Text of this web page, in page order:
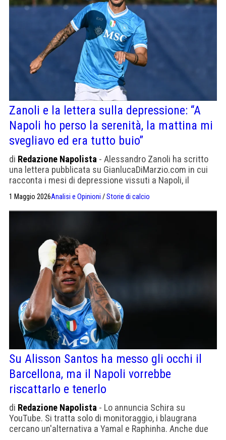
Zanoli e la lettera sulla depressione: “A
Napoli ho perso la serenità, la mattina mi
svegliavo ed era tutto buio”
di Redazione Napolista - Alessandro Zanoli ha scritto
una lettera pubblicata su GianlucaDiMarzio.com in cui
racconta i mesi di depressione vissuti a Napoli, il
prestito alla Salernitana, il mancato riscatto del Genoa,
il ruolo di Conte nel suo passaggio all'Udinese e la
oltre il campo.
1 Maggio 2026Analisi e Opinioni /Storie di calcio
Su Alisson Santos ha messo gli occhi il
Barcellona, ma il Napoli vorrebbe
riscattarlo e tenerlo
di Redazione Napolista - Lo annuncia Schira su
YouTube. Si tratta solo di monitoraggio, i blaugrana
cercano un'alternativa a Yamal e Raphinha. Anche due